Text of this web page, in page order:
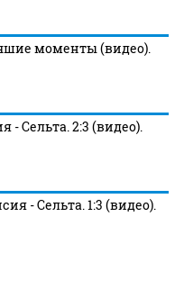
моменты (видео).
- Сельта. 2:3 (видео).
- Сельта. 1:3 (видео).